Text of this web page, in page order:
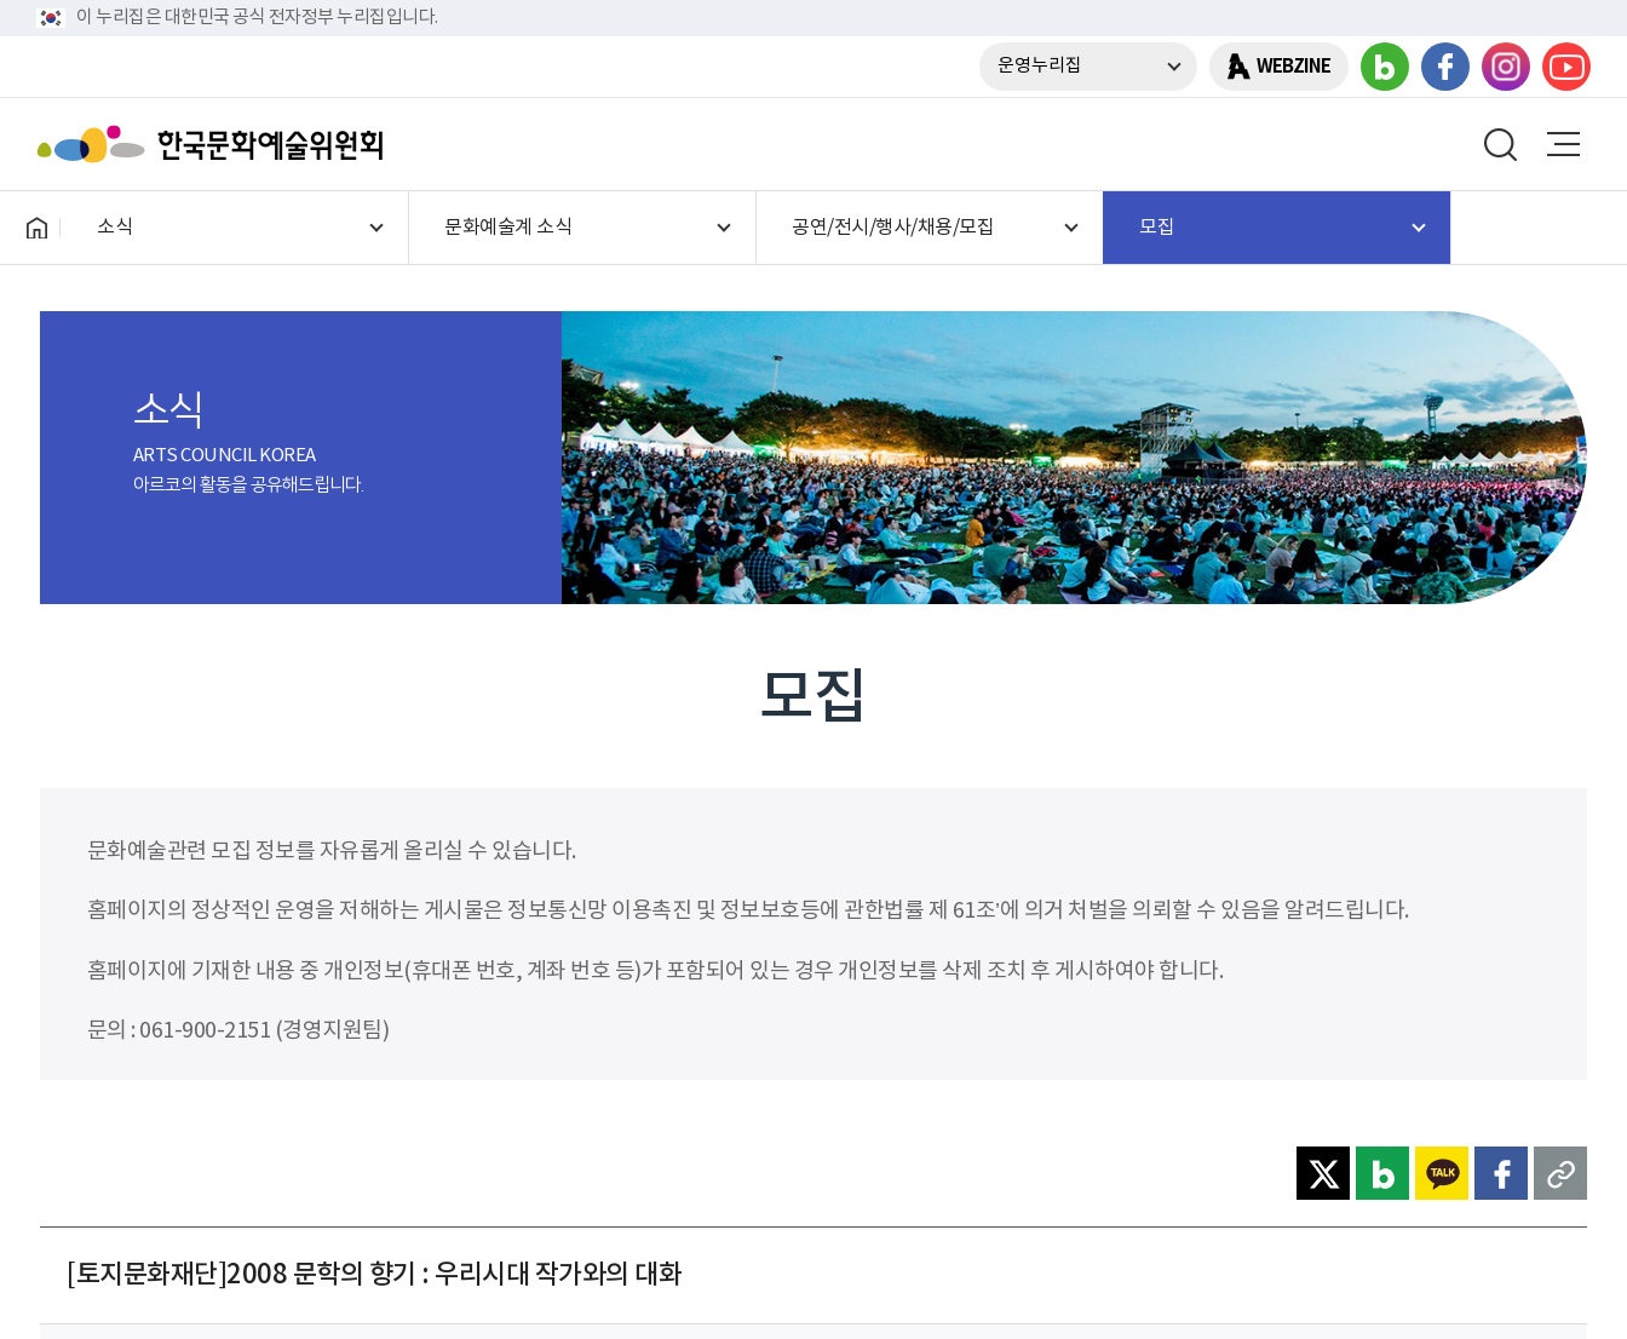
이 누리집은 대한민국 공식 전자정부 누리집입니다.
운영누리집 WEBZINE
소식 문화예술계 소식 공연/전시/행사/채용/모집 모집
소식
ARTS COUNCIL KOREA
아르코의 활동을 공유해드립니다.
모집
문화예술관련 모집 정보를 자유롭게 올리실 수 있습니다.
홈페이지의 정상적인 운영을 저해하는 게시물은 정보통신망 이용촉진 및 정보보호등에 관한법률 제 61조’에 의거 처벌을 의뢰할 수 있음을 알려드립니다.
홈페이지에 기재한 내용 중 개인정보(휴대폰 번호, 계좌 번호 등)가 포함되어 있는 경우 개인정보를 삭제 조치 후 게시하여야 합니다.
문의 : 061-900-2151 (경영지원팀)
[토지문화재단]2008 문학의 향기 : 우리시대 작가와의 대화